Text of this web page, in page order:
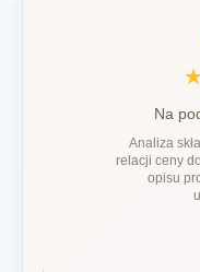
Na
Analiza
relacji ceny
opisu